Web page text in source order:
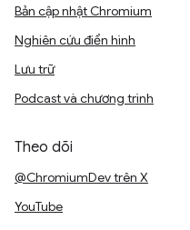
Bản cập nhật Chromium
Nghiên cứu điển hình
Lưu trữ
Podcast và chương trình
Theo dõi
@ChromiumDev trên X
YouTube